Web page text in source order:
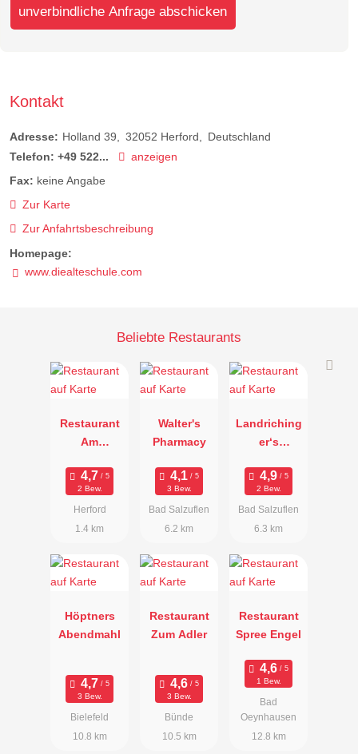
unverbindliche Anfrage abschicken
Kontakt
Adresse: Holland 39 32052 Herford
Deutschland
Telefon: +49 522...
anzeigen
Fax: keine Angabe
Zur Karte
Zur Anfahrtsbeschreibung
Homepage:
www.diealteschule.com
Beliebte Restaurants
Restaurant
Am
2 Bew.
Herford
1.4 km
Walter's
Pharmacy
3 Bew.
Bad Salzuflen
6.2 km
Landriching
er‘s
2 Bew.
Bad Salzuflen
6.3 km
Höptners
Abendmahl
3 Bew.
Bielefeld
10.8 km
Restaurant
Zum Adler
3 Bew.
Bünde
10.5 km
Restaurant
Spree Engel
1 Bew.
Bad
Oeynhausen
12.8 km